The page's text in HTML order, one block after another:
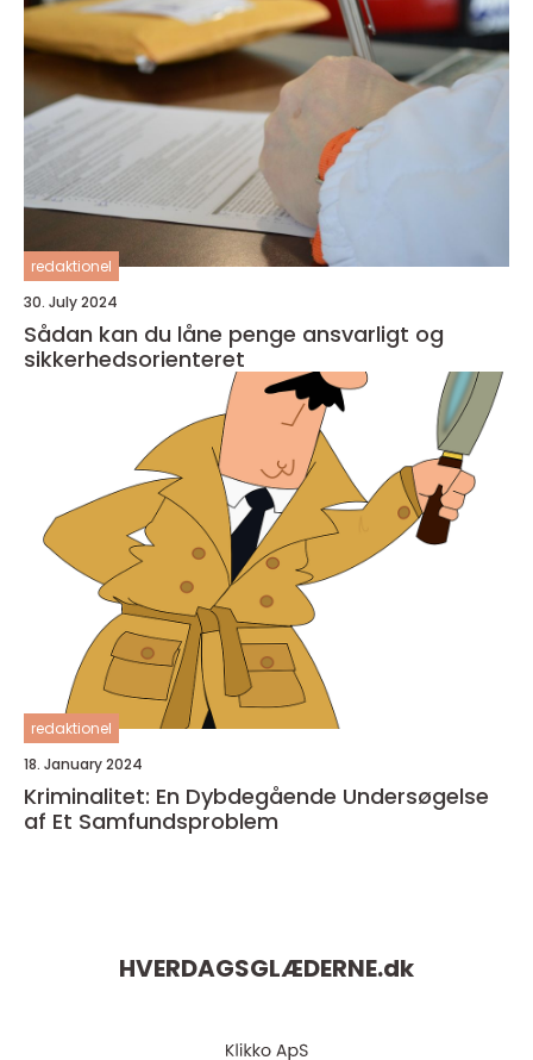
redaktionel
30. July 2024
Sådan kan du låne penge ansvarligt og
sikkerhedsorienteret
redaktionel
18. January 2024
Kriminalitet: En Dybdegående Undersøgelse
af Et Samfundsproblem
HVERDAGSGLÆDERNE.dk